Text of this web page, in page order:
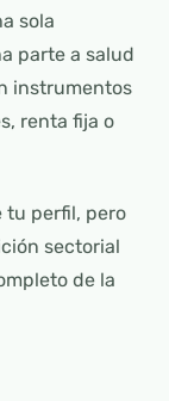
sola
parte a salud
instrumentos
renta fija o
tu perfil, pero
sectorial
de la